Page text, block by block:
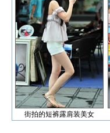
街拍的短裤露肩装美女